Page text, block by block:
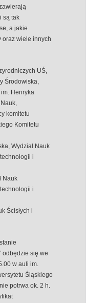
są tak
a jakie
oraz wiele innych
UŚ,
Środowiska,
Henryka
komitetu
Komitetu
Wydział Nauk
i
Nauk
i
Ścisłych i
odbędzie się we
w auli im.
Śląskiego
potrwa ok. 2 h.